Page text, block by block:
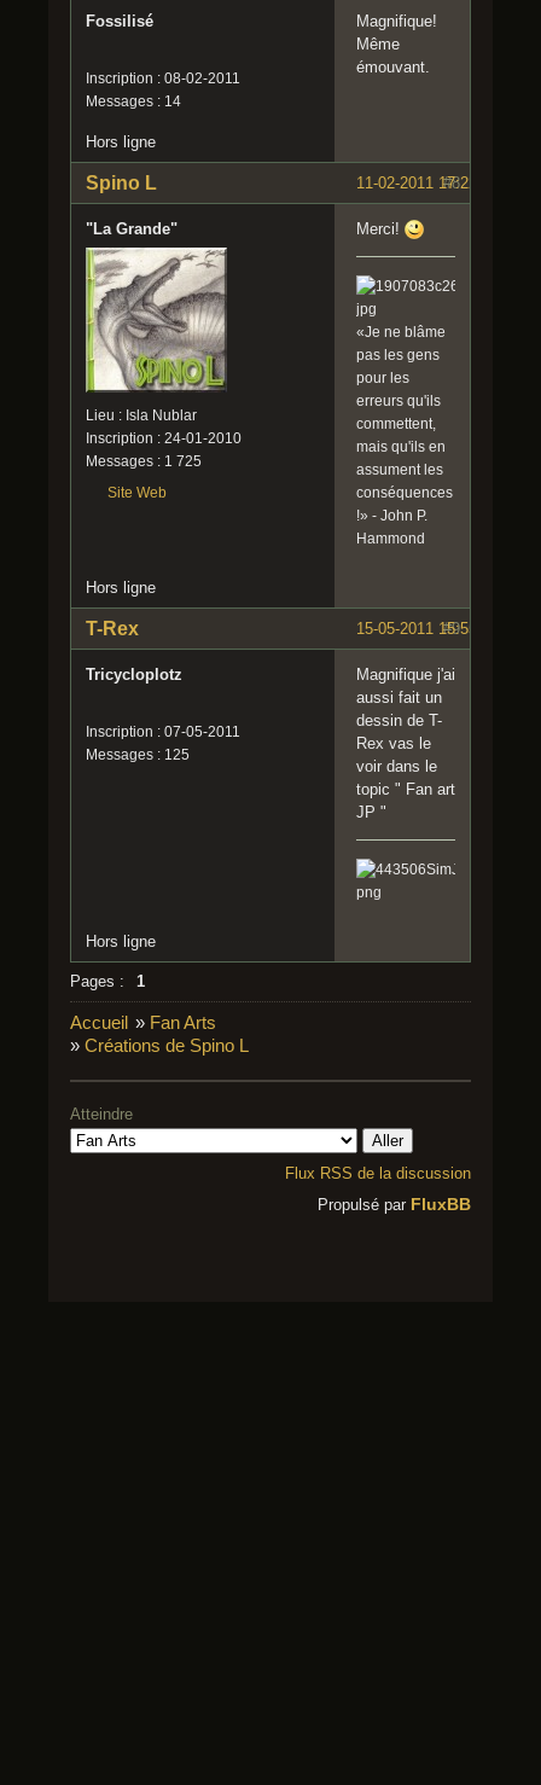
Fossilisé
Inscription : 08-02-2011
Messages : 14
Magnifique!
Même
émouvant.
Hors ligne
#8
11-02-2011 17:22:51
Spino L
"La Grande"
Lieu : Isla Nublar
Inscription : 24-01-2010
Messages : 1 725
Site Web
Merci!
«Je ne blâme
pas les gens
pour les
erreurs qu'ils
commettent,
mais qu'ils en
assument les
conséquences
!» - John P.
Hammond
Hors ligne
#9
15-05-2011 15:55:30
T-Rex
Tricycloplotz
Inscription : 07-05-2011
Messages : 125
Magnifique j'ai
aussi fait un
dessin de T-
Rex vas le
voir dans le
topic " Fan art
JP "
Hors ligne
Pages : 1
Accueil » Fan Arts
» Créations de Spino L
Atteindre
Flux RSS de la discussion
Propulsé par FluxBB